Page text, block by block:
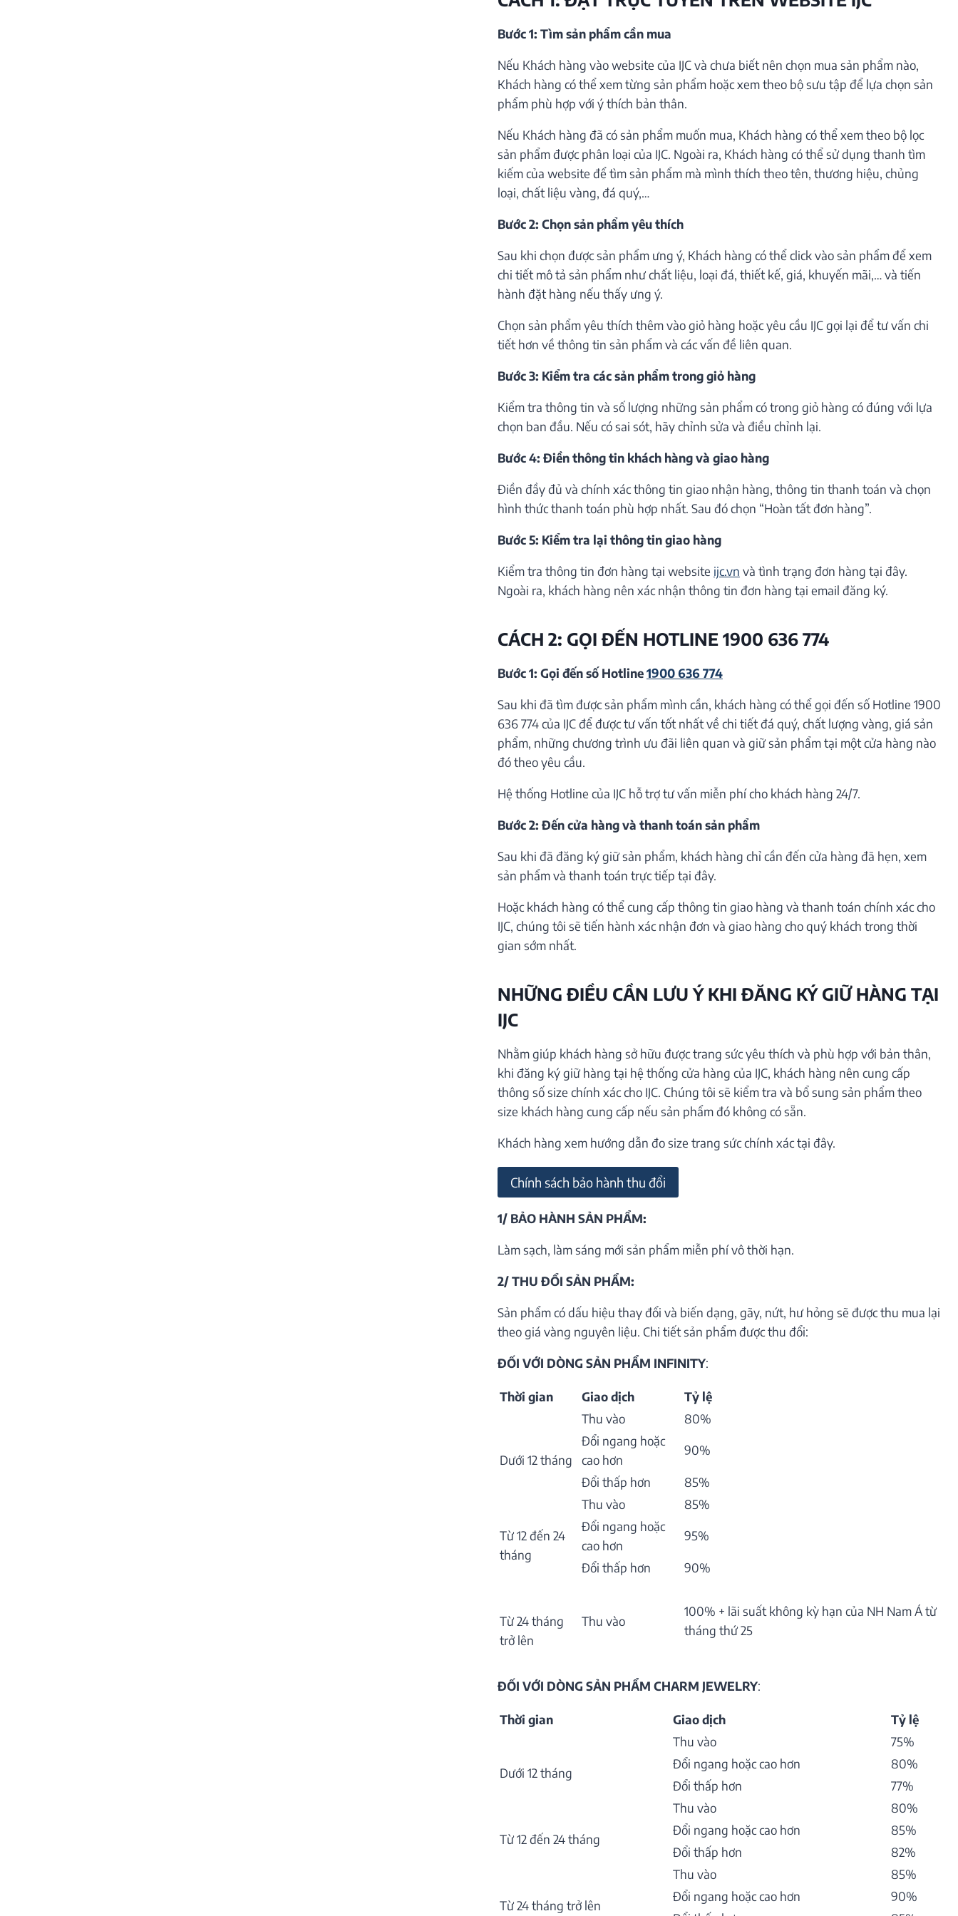
Bước 1: Tìm sản phẩm cần mua
Nếu Khách hàng vào website của IJC và chưa biết nên chọn mua sản phẩm nào,
Khách hàng có thể xem từng sản phẩm hoặc xem theo bộ sưu tập để lựa chọn sản
phẩm phù hợp với ý thích bản thân.
Nếu Khách hàng đã có sản phẩm muốn mua, Khách hàng có thể xem theo bộ lọc
sản phẩm được phân loại của IJC. Ngoài ra, Khách hàng có thể sử dụng thanh tìm
kiếm của website để tìm sản phẩm mà mình thích theo tên, thương hiệu, chủng
loại, chất liệu vàng, đá quý,…
Bước 2: Chọn sản phẩm yêu thích
Sau khi chọn được sản phẩm ưng ý, Khách hàng có thể click vào sản phẩm để xem
chi tiết mô tả sản phẩm như chất liệu, loại đá, thiết kế, giá, khuyến mãi,… và tiến
hành đặt hàng nếu thấy ưng ý.
Chọn sản phẩm yêu thích thêm vào giỏ hàng hoặc yêu cầu IJC gọi lại để tư vấn chi
tiết hơn về thông tin sản phẩm và các vấn đề liên quan.
Bước 3: Kiểm tra các sản phẩm trong giỏ hàng
Kiểm tra thông tin và số lượng những sản phẩm có trong giỏ hàng có đúng với lựa
chọn ban đầu. Nếu có sai sót, hãy chỉnh sửa và điều chỉnh lại.
Bước 4: Điền thông tin khách hàng và giao hàng
Điền đầy đủ và chính xác thông tin giao nhận hàng, thông tin thanh toán và chọn
hình thức thanh toán phù hợp nhất. Sau đó chọn “Hoàn tất đơn hàng”.
Bước 5: Kiểm tra lại thông tin giao hàng
Kiểm tra thông tin đơn hàng tại website ijc.vn và tình trạng đơn hàng tại đây.
Ngoài ra, khách hàng nên xác nhận thông tin đơn hàng tại email đăng ký.
CÁCH 2: GỌI ĐẾN HOTLINE 1900 636 774
Bước 1: Gọi đến số Hotline1900 636 774
Sau khi đã tìm được sản phẩm mình cần, khách hàng có thể gọi đến số Hotline 1900
636 774 của IJC để được tư vấn tốt nhất về chi tiết đá quý, chất lượng vàng, giá sản
phẩm, những chương trình ưu đãi liên quan và giữ sản phẩm tại một cửa hàng nào
đó theo yêu cầu.
Hệ thống Hotline của IJC hỗ trợ tư vấn miễn phí cho khách hàng 24/7.
Bước 2: Đến cửa hàng và thanh toán sản phẩm
Sau khi đã đăng ký giữ sản phẩm, khách hàng chỉ cần đến cửa hàng đã hẹn, xem
sản phẩm và thanh toán trực tiếp tại đây.
Hoặc khách hàng có thể cung cấp thông tin giao hàng và thanh toán chính xác cho
IJC, chúng tôi sẽ tiến hành xác nhận đơn và giao hàng cho quý khách trong thời
gian sớm nhất.
NHỮNG ĐIỀU CẦN LƯU Ý KHI ĐĂNG KÝ GIỮ HÀNG TẠI
IJC
Nhằm giúp khách hàng sở hữu được trang sức yêu thích và phù hợp với bản thân,
khi đăng ký giữ hàng tại hệ thống cửa hàng của IJC, khách hàng nên cung cấp
thông số size chính xác cho IJC. Chúng tôi sẽ kiểm tra và bổ sung sản phẩm theo
size khách hàng cung cấp nếu sản phẩm đó không có sẵn.
Khách hàng xem hướng dẫn đo size trang sức chính xác tại đây.
Chính sách bảo hành thu đổi
1/ BẢO HÀNH SẢN PHẨM:
Làm sạch, làm sáng mới sản phẩm miễn phí vô thời hạn.
2/ THU ĐỔI SẢN PHẨM:
Sản phẩm có dấu hiệu thay đổi và biến dạng, gãy, nứt, hư hỏng sẽ được thu mua lại
theo giá vàng nguyên liệu. Chi tiết sản phẩm được thu đổi:
ĐỐI VỚI DÒNG SẢN PHẨM INFINITY:
Thời gian Giao dịch Tỷ lệ
Dưới 12 tháng
Thu vào
80%
Đổi ngang hoặc
cao hơn
90%
Đổi thấp hơn 85%
Từ 12 đến 24
tháng
Thu vào
85%
Đổi ngang hoặc
cao hơn
95%
Đổi thấp hơn 90%
Từ 24 tháng
trở lên
Thu vào
100% + lãi suất không kỳ hạn của NH Nam Á từ
tháng thứ 25
ĐỐI VỚI DÒNG SẢN PHẨM CHARM JEWELRY:
Thời gian Giao dịch Tỷ lệ
Dưới 12 tháng
Thu vào
75%
Đổi ngang hoặc cao hơn
80%
Đổi thấp hơn
77%
Từ 12 đến 24 tháng
Thu vào
80%
Đổi ngang hoặc cao hơn
85%
Đổi thấp hơn
82%
Từ 24 tháng trở lên
Thu vào
85%
Đổi ngang hoặc cao hơn
90%